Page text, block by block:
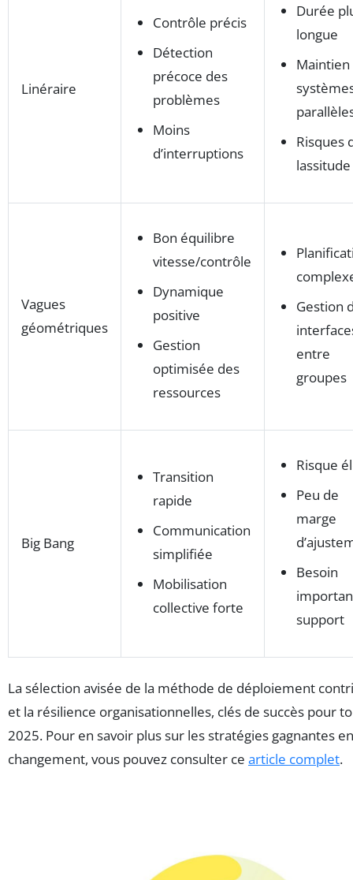
Linéraire
Contrôle précis
Détection
précoce des
problèmes
Moins
d’interruptions
Durée
longue
Maintien
Risques
lassitude
Vagues
géométriques
Bon équilibre
vitesse/contrôle
Dynamique
positive
Gestion
optimisée des
ressources
Gestion
entre
groupes
Big Bang
Transition
rapide
Communication
simplifiée
Mobilisation
collective forte
Risque
Peu de
marge
Besoin
support
La sélection avisée de la méthode de déploiement
et la résilience organisationnelles, clés de succès pour
2025. Pour en savoir plus sur les stratégies gagnantes
changement, vous pouvez consulter ce article complet.